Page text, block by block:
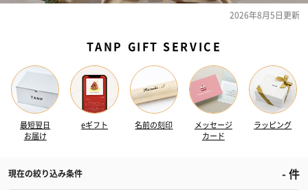
2026年8月5日更新
TANP GIFT SERVICE
最短翌日
お届け
eギフト 名前の刻印
メッセージ
カード
ラッピング
現在の絞り込み条件 -件